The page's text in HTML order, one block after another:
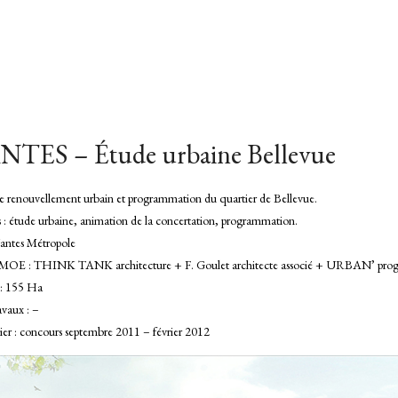
– Étude urbaine Bellevue
renouvellement urbain et programmation du quartier de Bellevue.
: étude urbaine, animation de la concertation, programmation.
Métropole
: THINK TANK architecture + F. Goulet architecte associé + URBAN’
155 Ha
: –
: concours septembre 2011 – février 2012